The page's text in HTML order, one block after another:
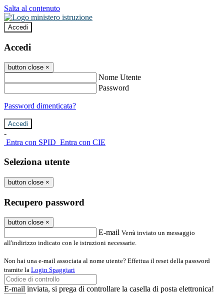
Salta al contenuto
Accedi
Accedi
button close ×
Nome Utente
Password
Password dimenticata?
-
Entra con SPID Entra con CIE
Seleziona utente
button close ×
Recupero password
button close ×
E-mail Verrà inviato un messaggio
all'indirizzo indicato con le istruzioni necessarie.
Non hai una e-mail associata al nome utente? Effettua il reset della password
tramite la Login Spaggiari
E-mail inviata, si prega di controllare la casella di posta elettronica!